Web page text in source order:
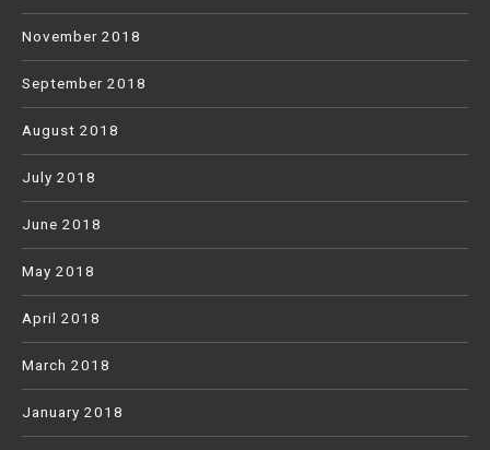
November 2018
September 2018
August 2018
July 2018
June 2018
May 2018
April 2018
March 2018
January 2018